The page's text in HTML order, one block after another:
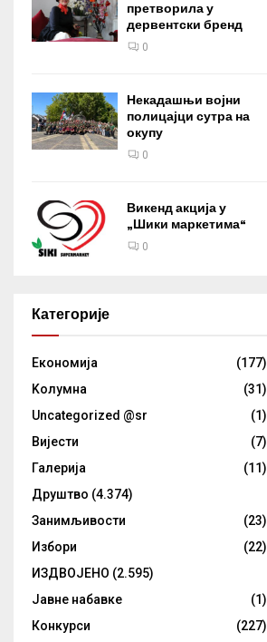
претворила у
дервентски бренд
0
Некадашњи војни
полицајци сутра на
окупу
0
Викенд акција у
„Шики маркетима“
0
Категорије
Eкономија
(177)
Kолумнa
(31)
Uncategorized @sr
(1)
Вијести
(7)
Галерија
(11)
Друштво (4.374)
Занимљивости
(23)
Избори
(22)
ИЗДВОЈЕНО (2.595)
Јавне набавке
(1)
Конкурси
(227)